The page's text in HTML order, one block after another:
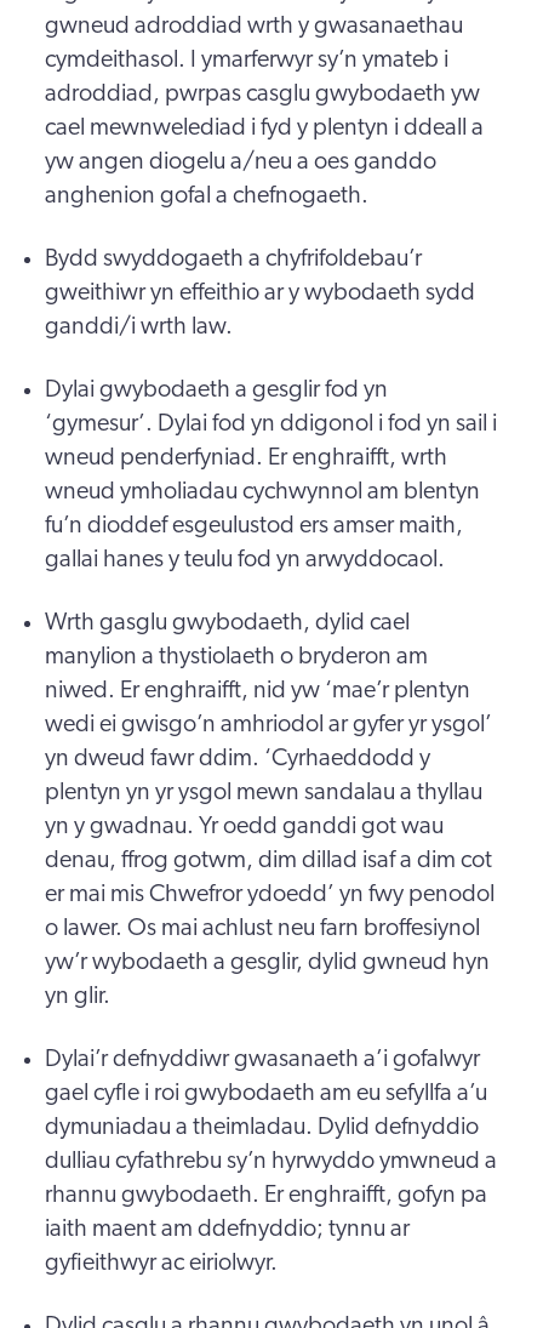
gwneud adroddiad wrth y gwasanaethau
cymdeithasol. I ymarferwyr sy’n ymateb i
adroddiad, pwrpas casglu gwybodaeth yw
cael mewnwelediad i fyd y plentyn i ddeall a
yw angen diogelu a/neu a oes ganddo
anghenion gofal a chefnogaeth.
Bydd swyddogaeth a chyfrifoldebau’r
gweithiwr yn effeithio ar y wybodaeth sydd
ganddi/i wrth law.
Dylai gwybodaeth a gesglir fod yn
‘gymesur’. Dylai fod yn ddigonol i fod yn sail i
wneud penderfyniad. Er enghraifft, wrth
wneud ymholiadau cychwynnol am blentyn
fu’n dioddef esgeulustod ers amser maith,
gallai hanes y teulu fod yn arwyddocaol.
Wrth gasglu gwybodaeth, dylid cael
manylion a thystiolaeth o bryderon am
niwed. Er enghraifft, nid yw ‘mae’r plentyn
wedi ei gwisgo’n amhriodol ar gyfer yr ysgol’
yn dweud fawr ddim. ‘Cyrhaeddodd y
plentyn yn yr ysgol mewn sandalau a thyllau
yn y gwadnau. Yr oedd ganddi got wau
denau, ffrog gotwm, dim dillad isaf a dim cot
er mai mis Chwefror ydoedd’ yn fwy penodol
o lawer. Os mai achlust neu farn broffesiynol
yw’r wybodaeth a gesglir, dylid gwneud hyn
yn glir.
Dylai’r defnyddiwr gwasanaeth a’i gofalwyr
gael cyfle i roi gwybodaeth am eu sefyllfa a’u
dymuniadau a theimladau. Dylid defnyddio
dulliau cyfathrebu sy’n hyrwyddo ymwneud a
rhannu gwybodaeth. Er enghraifft, gofyn pa
iaith maent am ddefnyddio; tynnu ar
gyfieithwyr ac eiriolwyr.